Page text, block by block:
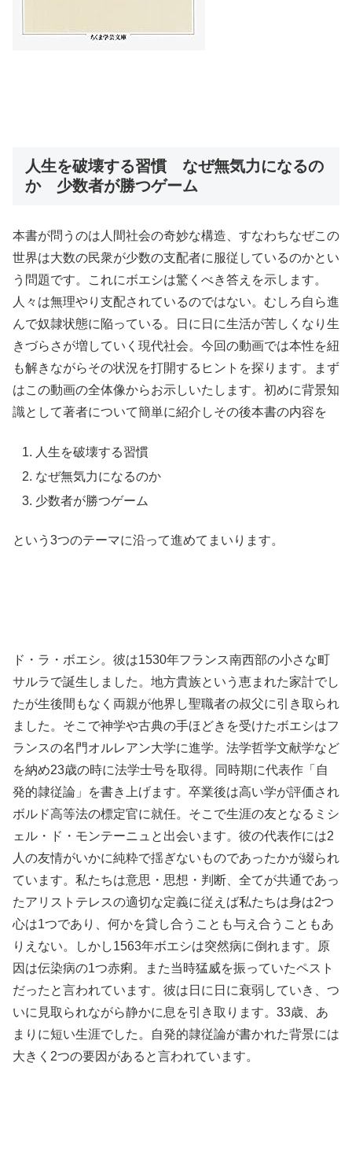
人生を破壊する習慣 なぜ無気力になるの
か 少数者が勝つゲーム
本書が問うのは人間社会の奇妙な構造、すなわちなぜこの
世界は大数の民衆が少数の支配者に服従しているのかとい
う問題です。これにボエシは驚くべき答えを示します。
人々は無理やり支配されているのではない。むしろ自ら進
んで奴隷状態に陥っている。日に日に生活が苦しくなり生
きづらさが増していく現代社会。今回の動画では本性を紐
も解きながらその状況を打開するヒントを探ります。まず
はこの動画の全体像からお示しいたします。初めに背景知
識として著者について簡単に紹介しその後本書の内容を
人生を破壊する習慣
なぜ無気力になるのか
少数者が勝つゲーム
という3つのテーマに沿って進めてまいります。
ド・ラ・ボエシ。彼は1530年フランス南西部の小さな町
サルラで誕生しました。地方貴族という恵まれた家計でし
たが生後間もなく両親が他界し聖職者の叔父に引き取られ
ました。そこで神学や古典の手ほどきを受けたボエシはフ
ランスの名門オルレアン大学に進学。法学哲学文献学など
を納め23歳の時に法学士号を取得。同時期に代表作「自
発的隷従論」を書き上げます。卒業後は高い学が評価され
ボルド高等法の標定官に就任。そこで生涯の友となるミシ
ェル・ド・モンテーニュと出会います。彼の代表作には2
人の友情がいかに純粋で揺ぎないものであったかが綴られ
ています。私たちは意思・思想・判断、全てが共通であっ
たアリストテレスの適切な定義に従えば私たちは身は2つ
心は1つであり、何かを貸し合うことも与え合うこともあ
りえない。しかし1563年ボエシは突然病に倒れます。原
因は伝染病の1つ赤痢。また当時猛威を振っていたペスト
だったと言われています。彼は日に日に衰弱していき、つ
いに見取られながら静かに息を引き取ります。33歳、あ
まりに短い生涯でした。自発的隷従論が書かれた背景には
大きく2つの要因があると言われています。